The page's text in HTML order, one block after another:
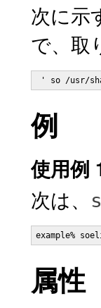
次に示
で、取
' so /usr/
例
使用例
次は、
example%
属性